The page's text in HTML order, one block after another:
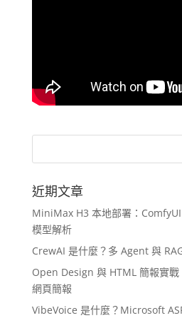
近期文章
MiniMax H3 本地部署：
模型解析
CrewAI 是什麼？多 Agent 與
Open Design 與 HTML 簡報實
網頁簡報
VibeVoice 是什麼？Microsoft